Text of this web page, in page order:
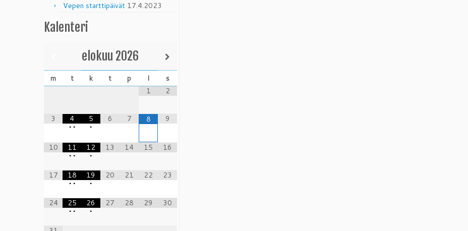
Vepen starttipäivät 17.4.2023
Kalenteri
elokuu 2026
m t k t p l
s
1
2
3
4
• •
5
•
6 7 8 9
10
11
• •
12
•
13 14 15 16
17
18
• •
19
•
20 21 22 23
24
25
• •
26
•
27 28 29 30